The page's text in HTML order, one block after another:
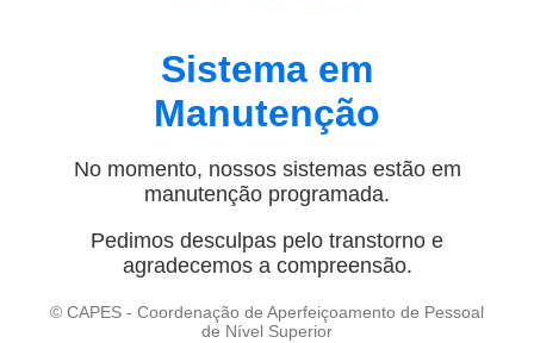
Sistema em
Manutenção
No momento, nossos sistemas estão em
manutenção programada.
Pedimos desculpas pelo transtorno e
agradecemos a compreensão.
© CAPES - Coordenação de Aperfeiçoamento de Pessoal
de Nível Superior